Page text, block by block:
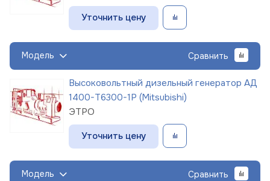
Уточнить цену
Модель Сравнить
Высоковольтный дизельный генератор АД
1400-Т6300-1Р (Mitsubishi)
ЭТРО
Уточнить цену
Модель Сравнить